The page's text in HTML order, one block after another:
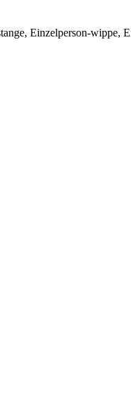
Einzelperson-wippe,